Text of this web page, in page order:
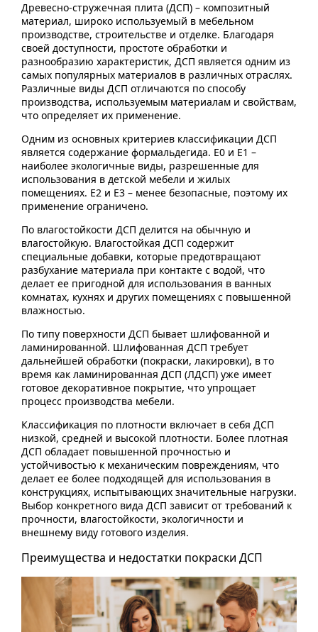
Древесно-стружечная плита (ДСП) – композитный
материал, широко используемый в мебельном
производстве, строительстве и отделке. Благодаря
своей доступности, простоте обработки и
разнообразию характеристик, ДСП является одним из
самых популярных материалов в различных отраслях.
Различные виды ДСП отличаются по способу
производства, используемым материалам и свойствам,
что определяет их применение.
Одним из основных критериев классификации ДСП
является содержание формальдегида. E0 и E1 –
наиболее экологичные виды, разрешенные для
использования в детской мебели и жилых
помещениях. E2 и E3 – менее безопасные, поэтому их
применение ограничено.
По влагостойкости ДСП делится на обычную и
влагостойкую. Влагостойкая ДСП содержит
специальные добавки, которые предотвращают
разбухание материала при контакте с водой, что
делает ее пригодной для использования в ванных
комнатах, кухнях и других помещениях с повышенной
влажностью.
По типу поверхности ДСП бывает шлифованной и
ламинированной. Шлифованная ДСП требует
дальнейшей обработки (покраски, лакировки), в то
время как ламинированная ДСП (ЛДСП) уже имеет
готовое декоративное покрытие, что упрощает
процесс производства мебели.
Классификация по плотности включает в себя ДСП
низкой, средней и высокой плотности. Более плотная
ДСП обладает повышенной прочностью и
устойчивостью к механическим повреждениям, что
делает ее более подходящей для использования в
конструкциях, испытывающих значительные нагрузки.
Выбор конкретного вида ДСП зависит от требований к
прочности, влагостойкости, экологичности и
внешнему виду готового изделия.
Преимущества и недостатки покраски ДСП